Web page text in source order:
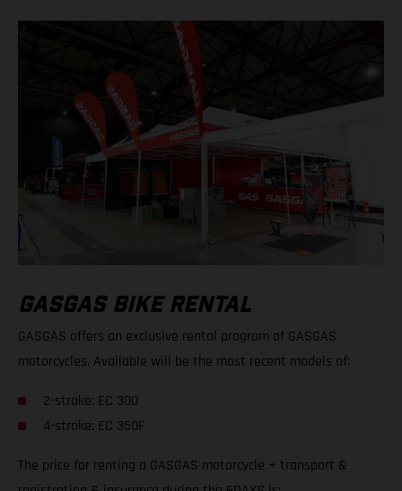
GASGAS BIKE RENTAL
GASGAS offers an exclusive rental program of GASGAS
motorcycles. Available will be the most recent models of:
2-stroke: EC 300
4-stroke: EC 350F
The price for renting a GASGAS motorcycle + transport &